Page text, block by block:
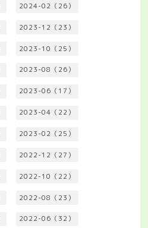
2024-02（26）
2023-12（23）
2023-10（25）
2023-08（26）
2023-06（17）
2023-04（22）
2023-02（25）
2022-12（27）
2022-10（22）
2022-08（23）
2022-06（32）